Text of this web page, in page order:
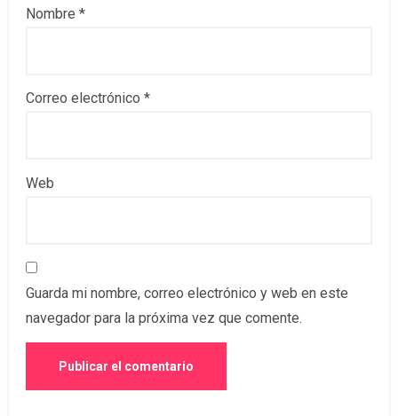
Nombre *
Correo electrónico *
Web
Guarda mi nombre, correo electrónico y web en este
navegador para la próxima vez que comente.